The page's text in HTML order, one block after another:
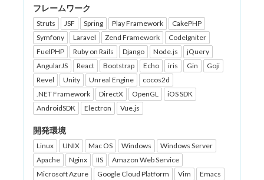
フレームワーク
Struts JSF Spring Play Framework
CakePHP
Symfony
Laravel Zend Framework
CodeIgniter
FuelPHP
Ruby on Rails Django Node.js
jQuery
AngularJS
React Bootstrap Echo iris Gin
Goji
Revel
Unity Unreal Engine
cocos2d
.NET Framework
DirectX OpenGL
iOS SDK
AndroidSDK
Electron Vue.js
開発環境
Linux UNIX Mac OS Windows
Windows Server
Apache
Nginx IIS
Amazon Web Service
Microsoft Azure
Google Cloud Platform Vim
Emacs